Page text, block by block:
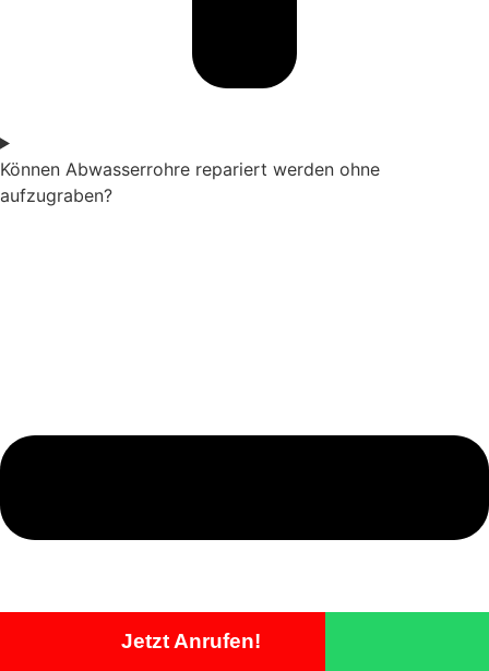
Können Abwasserrohre repariert werden ohne
aufzugraben?
Jetzt Anrufen!